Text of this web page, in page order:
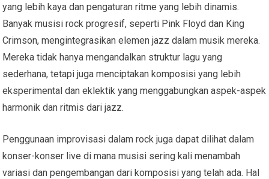
yang lebih kaya dan pengaturan ritme yang lebih dinamis.
Banyak musisi rock progresif, seperti Pink Floyd dan King
Crimson, mengintegrasikan elemen jazz dalam musik mereka.
Mereka tidak hanya mengandalkan struktur lagu yang
sederhana, tetapi juga menciptakan komposisi yang lebih
eksperimental dan eklektik yang menggabungkan aspek-aspek
harmonik dan ritmis dari jazz.
Penggunaan improvisasi dalam rock juga dapat dilihat dalam
konser-konser live di mana musisi sering kali menambah
variasi dan pengembangan dari komposisi yang telah ada. Hal